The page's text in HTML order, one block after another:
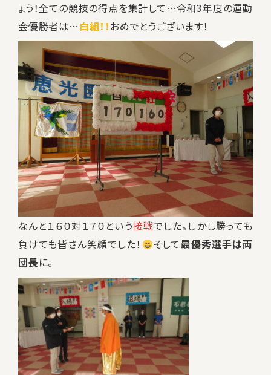
ょう！全ての競技の得点を集計して…令和3年度の運動
会優勝者は… 白組！！おめでとうございます！
なんと１６０対１７０という接戦でした。しかし勝っても
負けても皆さん笑顔でした！
そして最優秀選手は両
団長に。